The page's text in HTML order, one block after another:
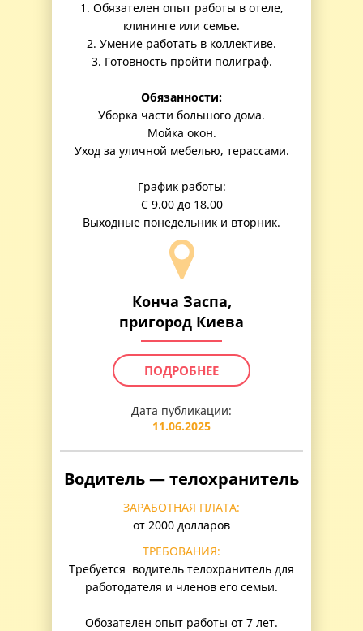
1. Обязателен опыт работы в отеле,
клининге или семье.
2. Умение работать в коллективе.
3. Готовность пройти полиграф.
Обязанности:
Уборка части большого дома.
Мойка окон.
Уход за уличной мебелью, терассами.
График работы:
С 9.00 до 18.00
Выходные понедельник и вторник.
Конча Заспа,
пригород Киева
ПОДРОБНЕЕ
Дата публикации:
11.06.2025
Водитель — телохранитель
ЗАРАБОТНАЯ ПЛАТА:
от 2000 долларов
ТРЕБОВАНИЯ:
Требуется водитель телохранитель для
работодателя и членов его семьи.
Обозателен опыт работы от 7 лет.